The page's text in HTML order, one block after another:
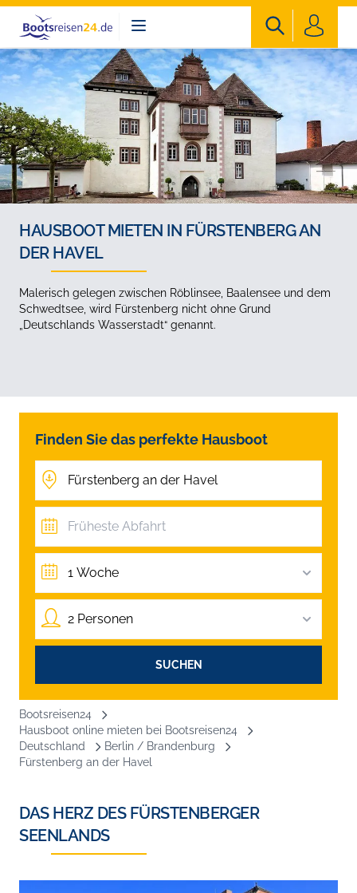
Bootsreisen24
HAUSBOOT MIETEN IN FÜRSTENBERG AN
DER HAVEL
Malerisch gelegen zwischen Röblinsee, Baalensee und dem
Schwedtsee, wird Fürstenberg nicht ohne Grund
„Deutschlands Wasserstadt“ genannt.
Finden Sie das perfekte Hausboot
1 Woche
2 Personen
SUCHEN
Bootsreisen24
Hausboot online mieten bei Bootsreisen24
Deutschland
Berlin / Brandenburg
Fürstenberg an der Havel
DAS HERZ DES FÜRSTENBERGER
SEENLANDS